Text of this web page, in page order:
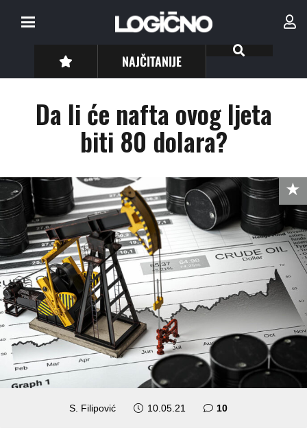
NAJČITANIJE
Da li će nafta ovog ljeta
biti 80 dolara?
S. Filipović 10.05.21 10komentara